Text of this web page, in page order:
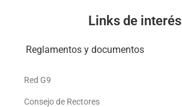
Links de interés
Reglamentos y documentos
Red G9
Consejo de Rectores